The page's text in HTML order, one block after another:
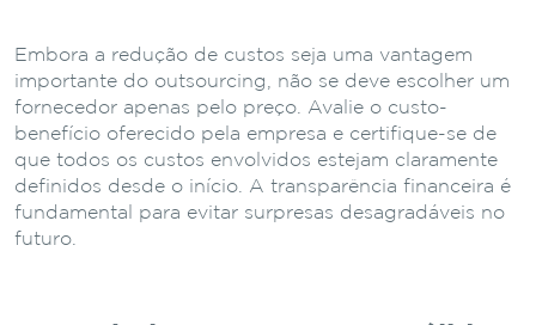
Embora a redução de custos seja uma vantagem
importante do outsourcing, não se deve escolher um
fornecedor apenas pelo preço. Avalie o custo-
benefício oferecido pela empresa e certifique-se de
que todos os custos envolvidos estejam claramente
definidos desde o início. A transparência financeira é
fundamental para evitar surpresas desagradáveis no
futuro.